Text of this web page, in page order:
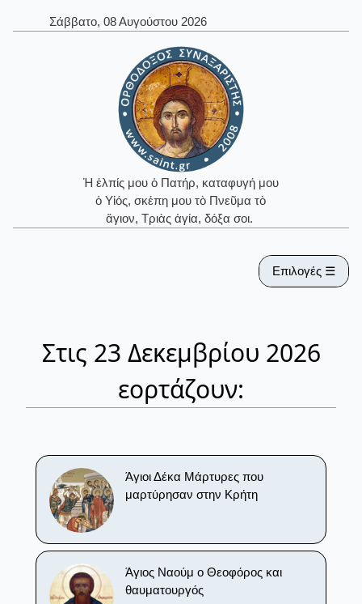
Σάββατο, 08 Αυγούστου 2026
Ἡ ἐλπίς μου ὁ Πατήρ, καταφυγή μου
ὁ Υἱός, σκέπη μου τὸ Πνεῦμα τὸ
ἅγιον, Τριὰς ἁγία, δόξα σοι.
Επιλογές ☰
Στις 23 Δεκεμβρίου 2026
εορτάζουν:
Άγιοι Δέκα Μάρτυρες που
μαρτύρησαν στην Κρήτη
Άγιος Ναούμ ο Θεοφόρος και
θαυματουργός